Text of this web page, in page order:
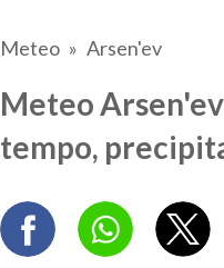
Meteo Arsen'ev
Meteo
tempo,